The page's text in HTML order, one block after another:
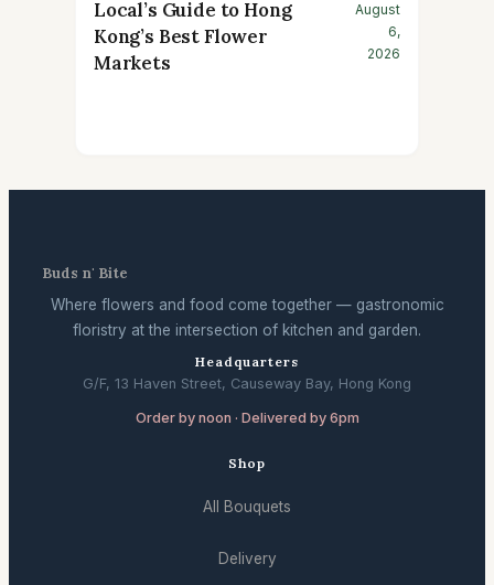
Local’s Guide to Hong
Kong’s Best Flower
Markets
August
6,
2026
Buds n' Bite
Where flowers and food come together — gastronomic
floristry at the intersection of kitchen and garden.
Headquarters
G/F, 13 Haven Street, Causeway Bay, Hong Kong
Order by noon · Delivered by 6pm
Shop
All Bouquets
Delivery